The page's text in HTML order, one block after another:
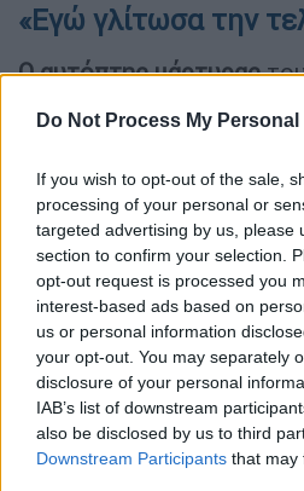
Do Not Process My
If you wish to opt-out of the sale,
processing of your personal or
targeted advertising by us, please
section to confirm your selection.
opt-out request is processed you
interest-based ads based on
us or personal information
your opt-out. You may separately
disclosure of your personal
IAB’s list of downstream
also be disclosed by us to third
Downstream Participants that may
«Εγώ γλίτωσα την
Ο αυτόπτης μάρτυρας
μίλησε σε
τι συνέβη.
«Δουλεύω ως
παραγγελία άκουσα έναν
δέντρο πάνω στην
παραγγελία. Πάλι καλά
και μετά από πέντε
άλλος κορμός στο
χτύπησε δύο
την τελευταία στιγμή.
παιδιά της η γυναίκα, τα
"μαμά, μαμά". [...] Την